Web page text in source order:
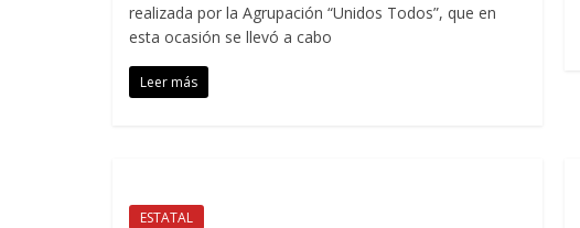
realizada por la Agrupación “Unidos Todos”, que en
esta ocasión se llevó a cabo
Leer más
ESTATAL